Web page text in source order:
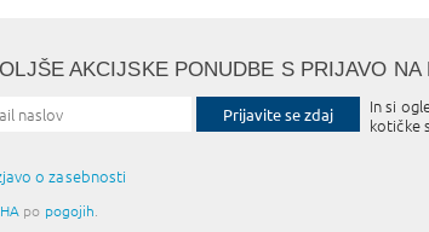
AKCIJSKE PONUDBE S PRIJAVO NA
Prijavite se zdaj
In si
kotičke
o zasebnosti
po pogojih